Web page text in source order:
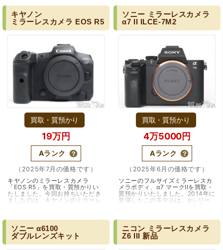
市場へ参入する…（大阪・箕面
市）
市場へ参入するに…（兵庫・伊丹
市）
キヤノン
ミラーレスカメラ EOS R5
買取・質預かり
19万円
Aランク
（2025年7月の価格です）
キヤノンのミラーレスカメラ
「EOS R5」を買取・質預かりい
たしました。今回お持ちいただき
ましたのは、キヤノンのミラーレ
は、キヤノンのフルサイ…（大阪
市）
ソニー ミラーレスカメラ
α7 II ILCE-7M2
買取・質預かり
4万5000円
Aランク
（2025年6月の価格です）
ソニーのフルサイズミラーレスカ
メラボディ、α7 マークIIを買取・
質預かりいたしました。2014年に
登場したこのモデルは、αシリー
て知られています…（大阪市）
ソニー α6100
ダブルレンズキット
ニコン ミラーレスカメラ
Z6 III 新品